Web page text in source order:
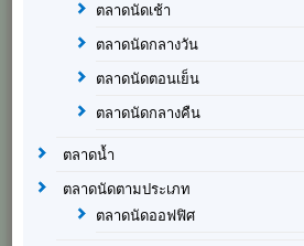
ตลาดนัดเช้า
ตลาดนัดกลางวัน
ตลาดนัดตอนเย็น
ตลาดนัดกลางคืน
ตลาดน้ำ
ตลาดนัดตามประเภท
ตลาดนัดออฟฟิศ